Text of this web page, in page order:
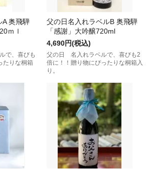
A 奥飛騨
ｍｌ
で、喜びも
たりな桐箱
父の日名入れラベルB 奥飛騨
「感謝」大吟醸720ml
4,690円(税込)
父の日 名入れラベルで、喜びも2
倍に！！贈り物にぴったりな桐箱入
り。